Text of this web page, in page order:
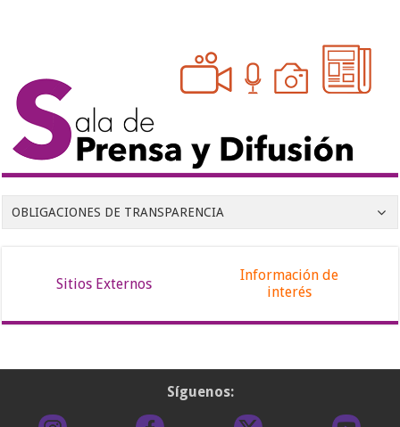
OBLIGACIONES DE TRANSPARENCIA
Sitios Externos
Información de
interés
Síguenos: